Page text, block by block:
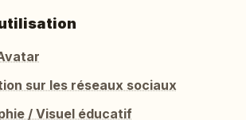
sur les réseaux sociaux
/ Visuel éducatif